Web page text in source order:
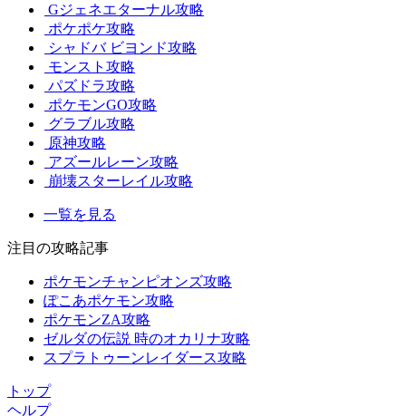
Gジェネエターナル攻略
ポケポケ攻略
シャドバ ビヨンド攻略
モンスト攻略
パズドラ攻略
ポケモンGO攻略
グラブル攻略
原神攻略
アズールレーン攻略
崩壊スターレイル攻略
一覧を見る
注目の攻略記事
ポケモンチャンピオンズ攻略
ぽこあポケモン攻略
ポケモンZA攻略
ゼルダの伝説 時のオカリナ攻略
スプラトゥーンレイダース攻略
トップ
ヘルプ